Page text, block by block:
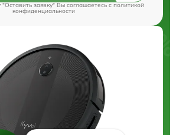
заявку" Вы соглашаетесь cполитикой
конфиденциальности